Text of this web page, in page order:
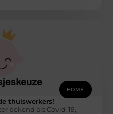
HOME
thuiswerkers!
bekend als Covid-19,